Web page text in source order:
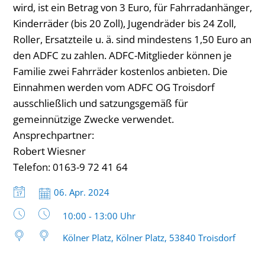
wird, ist ein Betrag von 3 Euro, für Fahrradanhänger,
Kinderräder (bis 20 Zoll), Jugendräder bis 24 Zoll,
Roller, Ersatzteile u. ä. sind mindestens 1,50 Euro an
den ADFC zu zahlen. ADFC-Mitglieder können je
Familie zwei Fahrräder kostenlos anbieten. Die
Einnahmen werden vom ADFC OG Troisdorf
ausschließlich und satzungsgemäß für
gemeinnützige Zwecke verwendet.
Ansprechpartner:
Robert Wiesner
Telefon: 0163-9 72 41 64
Datum:
06. Apr. 2024
Uhrzeit:
10:00 - 13:00 Uhr
Kölner Platz, Kölner Platz, 53840 Troisdorf